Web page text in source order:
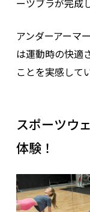
ーツブラが完成
アンダーアーマ
は運動時の快適
ことを実感して
スポーツウ
体験！